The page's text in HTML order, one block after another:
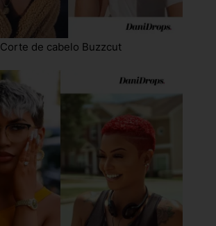
Corte de cabelo Buzzcut